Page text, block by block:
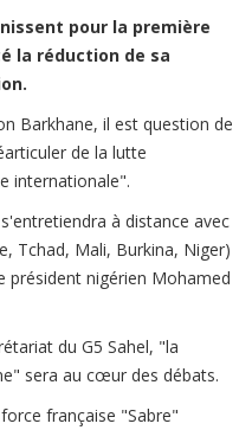
pour la première
la réduction de sa
Barkhane, il est question de
de la lutte
internationale".
à distance avec
Tchad, Mali, Burkina, Niger)
président nigérien Mohamed
du G5 Sahel, "la
sera au cœur des débats.
française "Sabre"